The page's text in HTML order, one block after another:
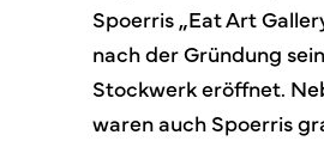
Spoerris „Eat Art
nach der Gründung
Stockwerk eröffnet.
waren auch Spoerris